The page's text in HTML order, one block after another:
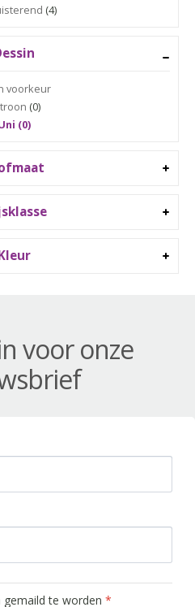
(4)
voorkeur
(0)
(0)
voor onze
te worden *